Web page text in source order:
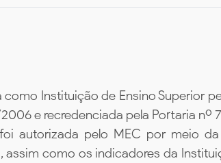
Instituição de Ensino Superior
e recredenciada pela Portaria nº
autorizada pelo MEC por meio
assim como os indicadores da